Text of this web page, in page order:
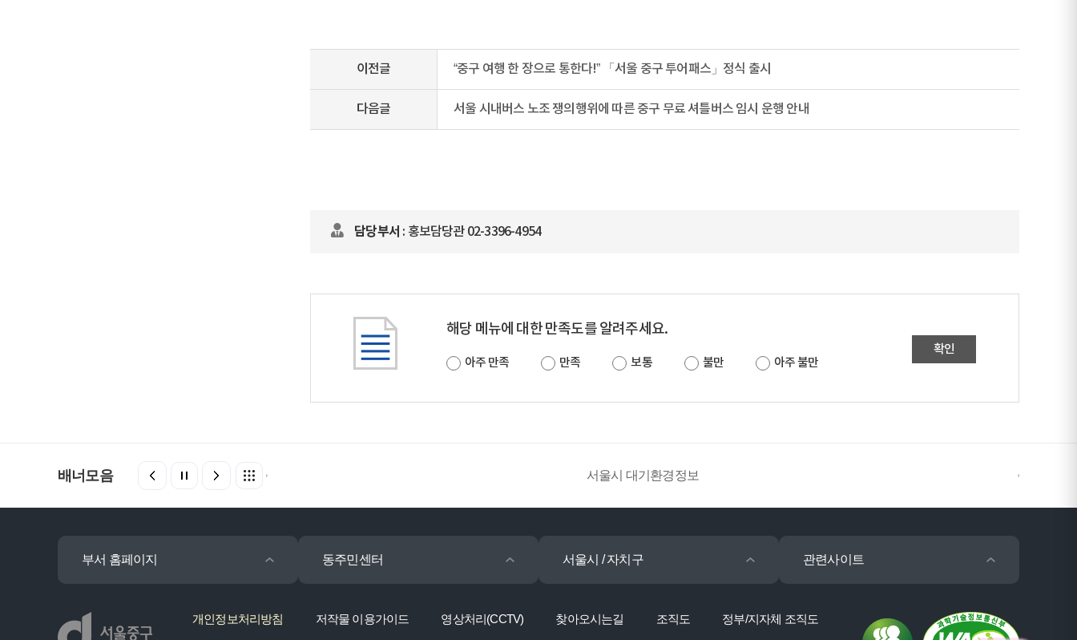
이전글 “중구 여행 한 장으로 통한다!” 「서울 중구 투어패스」정식 출시
다음글 서울 시내버스 노조 쟁의행위에 따른 중구 무료 셔틀버스 임시 운행 안내
담당부서 : 홍보담당관 02-3396-4954
해당 메뉴에 대한 만족도를 알려주세요.
아주 만족 만족 보통 불만 아주 불만
확인
배너모음 서울시 대기환경정보
부서 홈페이지 동주민센터 서울시 / 자치구 관련사이트
개인정보처리방침 저작물 이용가이드 영상처리(CCTV) 찾아오시는길 조직도 정부/지자체 조직도